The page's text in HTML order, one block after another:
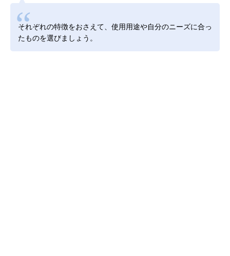
それぞれの特徴をおさえて、使用用途や自分のニーズに合っ
たものを選びましょう。